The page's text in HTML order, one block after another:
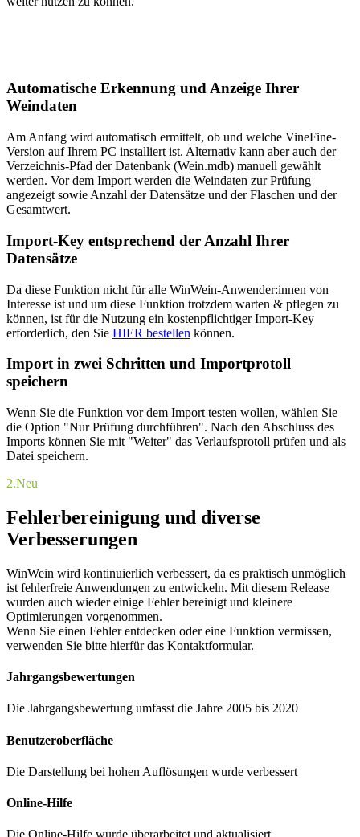
Automatische Erkennung und Anzeige Ihrer
Weindaten
Am Anfang wird automatisch ermittelt, ob und welche VineFine-
Version auf Ihrem PC installiert ist. Alternativ kann aber auch der
Verzeichnis-Pfad der Datenbank (Wein.mdb) manuell gewählt
werden. Vor dem Import werden die Weindaten zur Prüfung
angezeigt sowie Anzahl der Datensätze und der Flaschen und der
Gesamtwert.
Import-Key entsprechend der Anzahl Ihrer
Datensätze
Da diese Funktion nicht für alle WinWein-Anwender:innen von
Interesse ist und um diese Funktion trotzdem warten & pflegen zu
können, ist für die Nutzung ein kostenpflichtiger Import-Key
erforderlich, den Sie HIER bestellen können.
Import in zwei Schritten und Importprotoll
speichern
Wenn Sie die Funktion vor dem Import testen wollen, wählen Sie
die Option "Nur Prüfung durchführen". Nach den Abschluss des
Imports können Sie mit "Weiter" das Verlaufsprotoll prüfen und als
Datei speichern.
2.Neu
Fehlerbereinigung und diverse
Verbesserungen
WinWein wird kontinuierlich verbessert, da es praktisch unmöglich
ist fehlerfreie Anwendungen zu entwickeln. Mit diesem Release
wurden auch wieder einige Fehler bereinigt und kleinere
Optimierungen vorgenommen.
Wenn Sie einen Fehler entdecken oder eine Funktion vermissen,
verwenden Sie bitte hierfür das Kontaktformular.
Jahrgangsbewertungen
Die Jahrgangsbewertung umfasst die Jahre 2005 bis 2020
Benutzeroberfläche
Die Darstellung bei hohen Auflösungen wurde verbessert
Online-Hilfe